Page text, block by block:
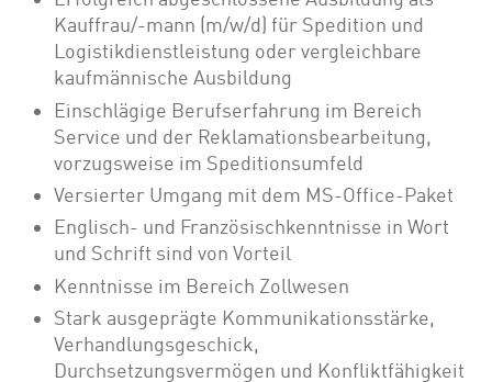
Kauffrau/-mann (m/w/d) für Spedition und
Logistikdienstleistung oder vergleichbare
kaufmännische Ausbildung
Einschlägige Berufserfahrung im Bereich
Service und der Reklamationsbearbeitung,
vorzugsweise im Speditionsumfeld
Versierter Umgang mit dem MS-Office-Paket
Englisch- und Französischkenntnisse in Wort
und Schrift sind von Vorteil
Kenntnisse im Bereich Zollwesen
Stark ausgeprägte Kommunikationsstärke,
Verhandlungsgeschick,
Durchsetzungsvermögen und Konfliktfähigkeit